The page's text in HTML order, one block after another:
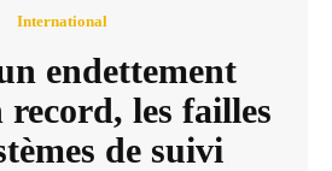
International
endettement
record, les failles
de suivi